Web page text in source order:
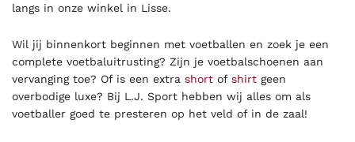
langs in onze winkel in Lisse.
Wil jij binnenkort beginnen met voetballen en zoek je een
complete voetbaluitrusting? Zijn je voetbalschoenen aan
vervanging toe? Of is een extra short of shirt geen
overbodige luxe? Bij L.J. Sport hebben wij alles om als
voetballer goed te presteren op het veld of in de zaal!